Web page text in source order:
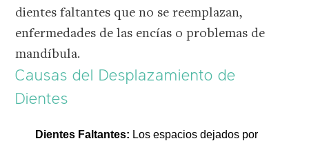
dientes faltantes que no se reemplazan,
enfermedades de las encías o problemas de
mandíbula.
Causas del Desplazamiento de
Dientes
Dientes Faltantes: Los espacios dejados por